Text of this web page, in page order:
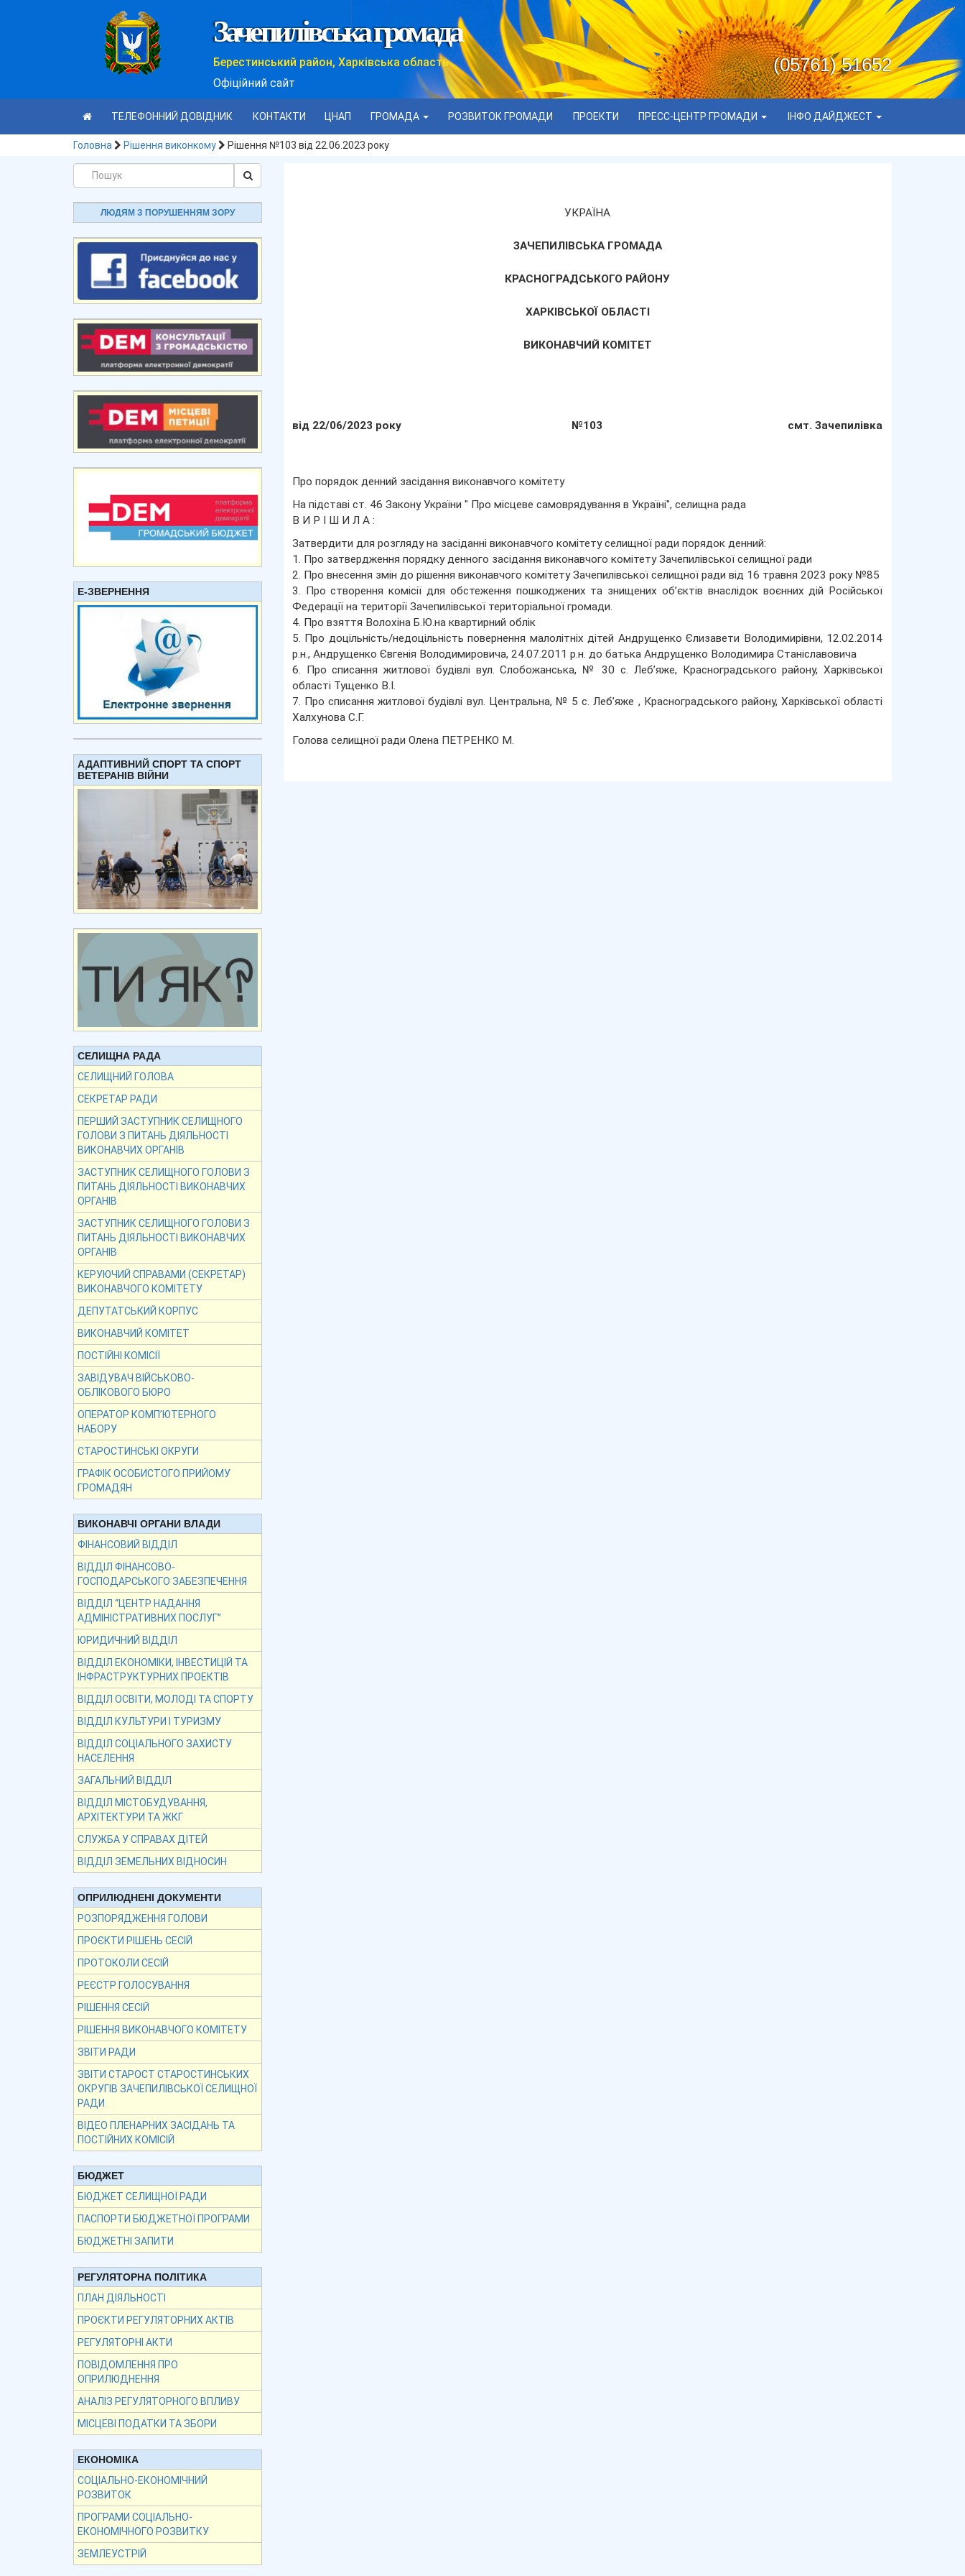
Зачепилівська громада
Берестинський район, Харківська область
Офіційний сайт
(05761) 51652
ТЕЛЕФОННИЙ ДОВІДНИК КОНТАКТИ ЦНАП ГРОМАДА РОЗВИТОК ГРОМАДИ ПРОЕКТИ ПРЕСС-ЦЕНТР ГРОМАДИ ІНФО ДАЙДЖЕСТ
Головна Рішення виконкому Рішення №103 від 22.06.2023 року
ЛЮДЯМ З ПОРУШЕННЯМ ЗОРУ
Е-ЗВЕРНЕННЯ
АДАПТИВНИЙ СПОРТ ТА СПОРТ
ВЕТЕРАНІВ ВІЙНИ
СЕЛИЩНА РАДА
СЕЛИЩНИЙ ГОЛОВА
СЕКРЕТАР РАДИ
ПЕРШИЙ ЗАСТУПНИК СЕЛИЩНОГО
ГОЛОВИ З ПИТАНЬ ДІЯЛЬНОСТІ
ВИКОНАВЧИХ ОРГАНІВ
ЗАСТУПНИК СЕЛИЩНОГО ГОЛОВИ З
ПИТАНЬ ДІЯЛЬНОСТІ ВИКОНАВЧИХ
ОРГАНІВ
ЗАСТУПНИК СЕЛИЩНОГО ГОЛОВИ З
ПИТАНЬ ДІЯЛЬНОСТІ ВИКОНАВЧИХ
ОРГАНІВ
КЕРУЮЧИЙ СПРАВАМИ (СЕКРЕТАР)
ВИКОНАВЧОГО КОМІТЕТУ
ДЕПУТАТСЬКИЙ КОРПУС
ВИКОНАВЧИЙ КОМІТЕТ
ПОСТІЙНІ КОМІСІЇ
ЗАВІДУВАЧ ВІЙСЬКОВО-
ОБЛІКОВОГО БЮРО
ОПЕРАТОР КОМП’ЮТЕРНОГО
НАБОРУ
СТАРОСТИНСЬКІ ОКРУГИ
ГРАФІК ОСОБИСТОГО ПРИЙОМУ
ГРОМАДЯН
ВИКОНАВЧІ ОРГАНИ ВЛАДИ
ФІНАНСОВИЙ ВІДДІЛ
ВІДДІЛ ФІНАНСОВО-
ГОСПОДАРСЬКОГО ЗАБЕЗПЕЧЕННЯ
ВІДДІЛ “ЦЕНТР НАДАННЯ
АДМІНІСТРАТИВНИХ ПОСЛУГ”
ЮРИДИЧНИЙ ВІДДІЛ
ВІДДІЛ ЕКОНОМІКИ, ІНВЕСТИЦІЙ ТА
ІНФРАСТРУКТУРНИХ ПРОЕКТІВ
ВІДДІЛ ОСВІТИ, МОЛОДІ ТА СПОРТУ
ВІДДІЛ КУЛЬТУРИ І ТУРИЗМУ
ВІДДІЛ СОЦІАЛЬНОГО ЗАХИСТУ
НАСЕЛЕННЯ
ЗАГАЛЬНИЙ ВІДДІЛ
ВІДДІЛ МІСТОБУДУВАННЯ,
АРХІТЕКТУРИ ТА ЖКГ
СЛУЖБА У СПРАВАХ ДІТЕЙ
ВІДДІЛ ЗЕМЕЛЬНИХ ВІДНОСИН
ОПРИЛЮДНЕНІ ДОКУМЕНТИ
РОЗПОРЯДЖЕННЯ ГОЛОВИ
ПРОЄКТИ РІШЕНЬ СЕСІЙ
ПРОТОКОЛИ СЕСІЙ
РЕЄСТР ГОЛОСУВАННЯ
РІШЕННЯ СЕСІЙ
РІШЕННЯ ВИКОНАВЧОГО КОМІТЕТУ
ЗВІТИ РАДИ
ЗВІТИ СТАРОСТ СТАРОСТИНСЬКИХ
ОКРУГІВ ЗАЧЕПИЛІВСЬКОЇ СЕЛИЩНОЇ
РАДИ
ВІДЕО ПЛЕНАРНИХ ЗАСІДАНЬ ТА
ПОСТІЙНИХ КОМІСІЙ
БЮДЖЕТ
БЮДЖЕТ СЕЛИЩНОЇ РАДИ
ПАСПОРТИ БЮДЖЕТНОЇ ПРОГРАМИ
БЮДЖЕТНІ ЗАПИТИ
РЕГУЛЯТОРНА ПОЛІТИКА
ПЛАН ДІЯЛЬНОСТІ
ПРОЄКТИ РЕГУЛЯТОРНИХ АКТІВ
РЕГУЛЯТОРНІ АКТИ
ПОВІДОМЛЕННЯ ПРО
ОПРИЛЮДНЕННЯ
АНАЛІЗ РЕГУЛЯТОРНОГО ВПЛИВУ
МІСЦЕВІ ПОДАТКИ ТА ЗБОРИ
ЕКОНОМІКА
СОЦІАЛЬНО-ЕКОНОМІЧНИЙ
РОЗВИТОК
ПРОГРАМИ СОЦІАЛЬНО-
ЕКОНОМІЧНОГО РОЗВИТКУ
ЗЕМЛЕУСТРІЙ
УКРАЇНА
ЗАЧЕПИЛІВСЬКА ГРОМАДА
КРАСНОГРАДСЬКОГО РАЙОНУ
ХАРКІВСЬКОЇ ОБЛАСТІ
ВИКОНАВЧИЙ КОМІТЕТ
від 22/06/2023 року №103 смт. Зачепилівка
Про порядок денний засідання виконавчого комітету
На підставі ст. 46 Закону України " Про місцеве самоврядування в Україні", селищна рада
В И Р І Ш И Л А :
Затвердити для розгляду на засіданні виконавчого комітету селищної ради порядок денний:
1. Про затвердження порядку денного засідання виконавчого комітету Зачепилівської селищної ради
2. Про внесення змін до рішення виконавчого комітету Зачепилівської селищної ради від 16 травня 2023 року №85
3. Про створення комісії для обстеження пошкоджених та знищених об’єктів внаслідок воєнних дій Російської
Федерації на території Зачепилівської територіальної громади.
4. Про взяття Волохіна Б.Ю.на квартирний облік
5. Про доцільність/недоцільність повернення малолітніх дітей Андрущенко Єлизавети Володимирівни, 12.02.2014
р.н., Андрущенко Євгенія Володимировича, 24.07.2011 р.н. до батька Андрущенко Володимира Станіславовича
6. Про списання житлової будівлі вул. Слобожанська, № 30 с. Леб’яже, Красноградського району, Харківської
області Тущенко В.І.
7. Про списання житлової будівлі вул. Центральна, № 5 с. Леб’яже , Красноградського району, Харківської області
Халхунова С.Г.
Голова селищної ради Олена ПЕТРЕНКО М.